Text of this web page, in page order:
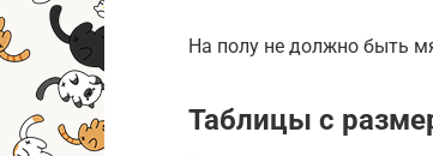
На полу не должно быть
Таблицы с